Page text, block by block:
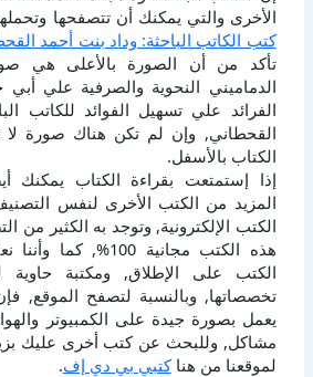
الأخرى والتي يمكنك أن تتصفحها
كتب الكاتب الباحثة: وداد بنت أحمد
تأكد من أن الصورة بالأعلى هي
الدماميني النحوية والصرفية علي
الفرائد علي تسهيل الفوائد للكاتب
القحطاني, وإن لم تكن هناك صورة
الكتاب بالأسفل.
إذا إستمتعت بقراءة الكتاب يمكنك
المزيد من الكتب الأخرى لنفس
الكتب الإلكترونية, وتوجد به الكثير من
هذه الكتب مجانية
الكتب على الإطلاق, ومكتبة حاوية
يعمل بصورة جيدة على الكمبيوتر
مشاكل, وللبحث عن كتب أخرى عليك
لموقعنا من هناكتبي بي دي إف.